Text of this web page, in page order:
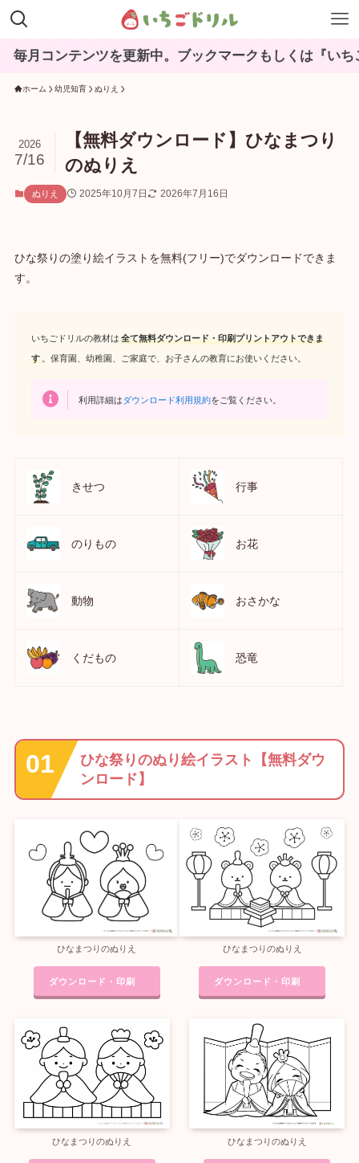
月コンテンツを更新中。ブックマークもしくは『いちご
ホーム 幼児知育 ぬりえ
【無料ダウンロード】ひなまつり
のぬりえ
2026
7/16
ぬりえ 2025年10月7日 2026年7月16日
ひな祭りの塗り絵イラストを無料(フリー)でダウンロードできま
す。
いちごドリルの教材は 全て無料ダウンロード・印刷プリントアウトできま
す 。保育園、幼稚園、ご家庭で、お子さんの教育にお使いください。
利用詳細はダウンロード利用規約をご覧ください。
きせつ 行事
のりもの お花
動物 おさかな
くだもの 恐竜
ひな祭りのぬり絵イラスト【無料ダウ
ンロード】
ひなまつりのぬりえ
ダウンロード・印刷
ひなまつりのぬりえ
ダウンロード・印刷
ひなまつりのぬりえ ひなまつりのぬりえ